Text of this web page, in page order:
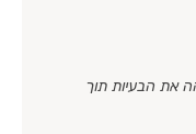
את הבעיות תוך